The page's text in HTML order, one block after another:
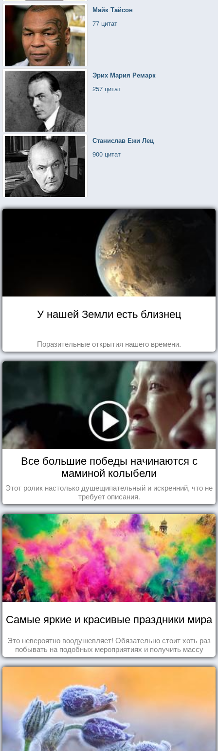
Майк Тайсон
77 цитат
Эрих Мария Ремарк
257 цитат
Станислав Ежи Лец
900 цитат
У нашей Земли есть близнец
Поразительные открытия нашего времени.
Все большие победы начинаются с
маминой колыбели
Этот ролик настолько душещипательный и искренний, что не
требует описания.
Самые яркие и красивые праздники мира
Это невероятно воодушевляет! Обязательно стоит хоть раз
побывать на подобных мероприятиях и получить массу
впечатлений!